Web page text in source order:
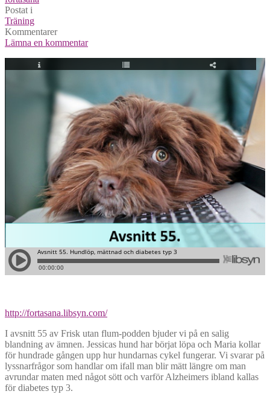
Postat i
Träning
Kommentarer
Lämna en kommentar
http://fortasana.libsyn.com/
I avsnitt 55 av Frisk utan flum-podden bjuder vi på en salig
blandning av ämnen. Jessicas hund har börjat löpa och Maria kollar
för hundrade gången upp hur hundarnas cykel fungerar. Vi svarar på
lyssnarfrågor som handlar om ifall man blir mätt längre om man
avrundar maten med något sött och varför Alzheimers ibland kallas
för diabetes typ 3.